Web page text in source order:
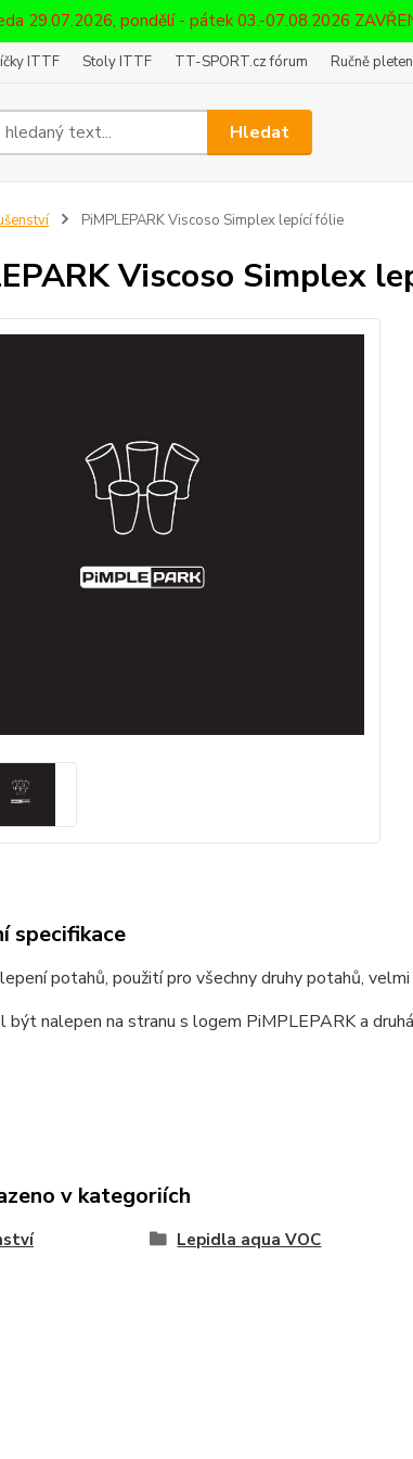
29.07.2026, pondělí - pátek 03.-07.08.2026
ITTF Stoly ITTF TT-SPORT.cz fórum Ručně
Hledat
PiMPLEPARK Viscoso Simplex lepící fólie
Viscoso Simplex
specifikace
potahů, použití pro všechny druhy potahů,
být nalepen na stranu s logem PiMPLEPARK a
v kategoriích
Lepidla aqua VOC